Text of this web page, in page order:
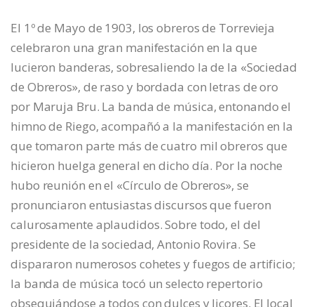
El 1º de Mayo de 1903, los obreros de Torrevieja
celebraron una gran manifestación en la que
lucieron banderas, sobresaliendo la de la «Sociedad
de Obreros», de raso y bordada con letras de oro
por Maruja Bru. La banda de música, entonando el
himno de Riego, acompañó a la manifestación en la
que tomaron parte más de cuatro mil obreros que
hicieron huelga general en dicho día. Por la noche
hubo reunión en el «Círculo de Obreros», se
pronunciaron entusiastas discursos que fueron
calurosamente aplaudidos. Sobre todo, el del
presidente de la sociedad, Antonio Rovira. Se
dispararon numerosos cohetes y fuegos de artificio;
la banda de música tocó un selecto repertorio
obsequiándose a todos con dulces y licores. El local